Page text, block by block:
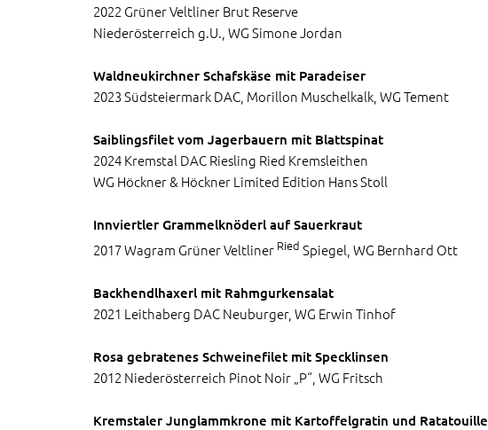
2022 Grüner Veltliner Brut Reserve
Niederösterreich g.U., WG Simone Jordan
Waldneukirchner Schafskäse mit Paradeiser
2023 Südsteiermark DAC, Morillon Muschelkalk, WG Tement
Saiblingsfilet vom Jagerbauern mit Blattspinat
2024 Kremstal DAC Riesling Ried Kremsleithen
WG Höckner & Höckner Limited Edition Hans Stoll
Innviertler Grammelknöderl auf Sauerkraut
2017 Wagram Grüner Veltliner Ried Spiegel, WG Bernhard Ott
Backhendlhaxerl mit Rahmgurkensalat
2021 Leithaberg DAC Neuburger, WG Erwin Tinhof
Rosa gebratenes Schweinefilet mit Specklinsen
2012 Niederösterreich Pinot Noir „P“, WG Fritsch
Kremstaler Junglammkrone mit Kartoffelgratin und Ratatouille